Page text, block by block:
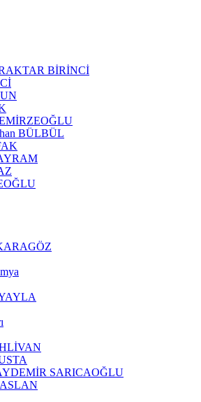
BİRİNCİ
BÜLBÜL
SARICAOĞLU